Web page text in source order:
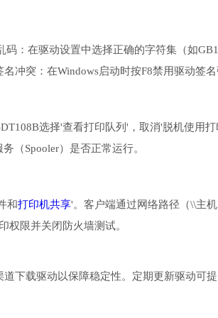
：在驱动设置中选择正确的字符集（如
冲突：在Windows启动时按F8禁用驱动签名
选择'查看打印队列'，取消'脱机使用打
（Spooler）是否正常运行。
和打印机共享'。客户端通过网络路径（\\主
权限并关闭防火墙测试。
下载驱动以保障稳定性。定期更新驱动可